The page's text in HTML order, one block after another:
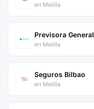
en Melilla
Previsora General
en Melilla
Seguros Bilbao
en Melilla